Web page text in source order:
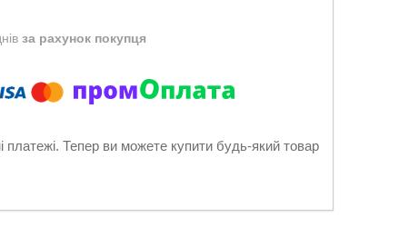
за рахунок покупця
платежі. Тепер ви можете купити будь-який товар